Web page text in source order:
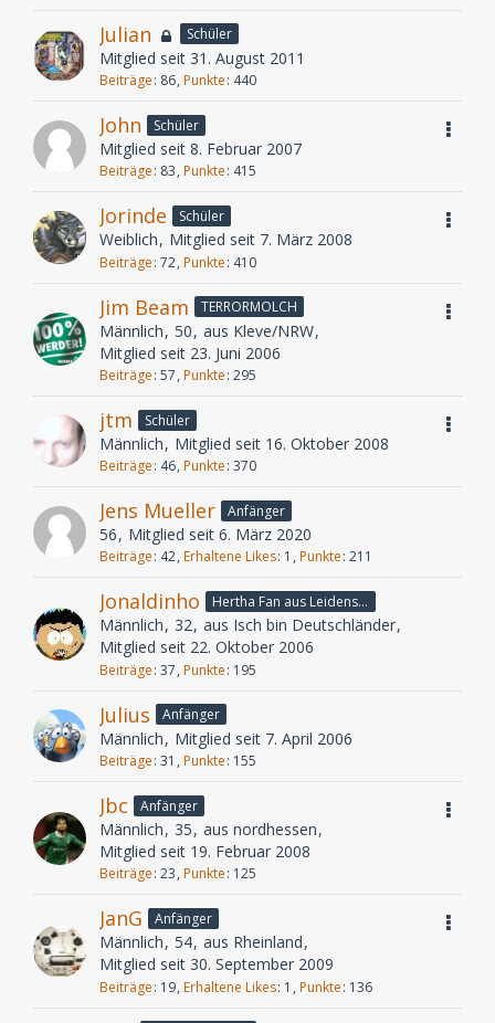
Julian Schüler
Mitglied seit 31. August 2011
Beiträge 86 Punkte 440
John Schüler
Mitglied seit 8. Februar 2007
Beiträge 83 Punkte 415
Jorinde Schüler
Weiblich Mitglied seit 7. März 2008
Beiträge 72 Punkte 410
Jim Beam TERRORMOLCH
Männlich 50 aus Kleve/NRW
Mitglied seit 23. Juni 2006
Beiträge 57 Punkte 295
jtm Schüler
Männlich Mitglied seit 16. Oktober 2008
Beiträge 46 Punkte 370
Jens Mueller Anfänger
56 Mitglied seit 6. März 2020
Beiträge 42 Erhaltene Likes 1 Punkte 211
Jonaldinho Hertha Fan aus Leidenschaft
Männlich 32 aus Isch bin Deutschländer
Mitglied seit 22. Oktober 2006
Beiträge 37 Punkte 195
Julius Anfänger
Männlich Mitglied seit 7. April 2006
Beiträge 31 Punkte 155
Jbc Anfänger
Männlich 35 aus nordhessen
Mitglied seit 19. Februar 2008
Beiträge 23 Punkte 125
JanG Anfänger
Männlich 54 aus Rheinland
Mitglied seit 30. September 2009
Beiträge 19 Erhaltene Likes 1 Punkte 136